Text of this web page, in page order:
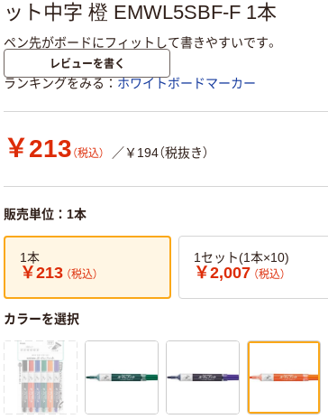
ット中字 橙 EMWL5SBF-F 1本
ペン先がボードにフィットして書きやすいです。
レビューを書く
ランキングをみる ホワイトボードマーカー
￥213 （税込） ／￥194（税抜き）
販売単位：1本
1本
￥213 （税込）
1セット(1本×10)
￥2,007 （税込）
カラーを選択